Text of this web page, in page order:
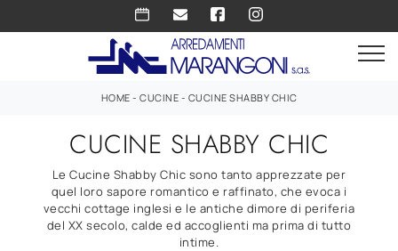
HOME - CUCINE - CUCINE SHABBY CHIC
CUCINE SHABBY CHIC
Le Cucine Shabby Chic sono tanto apprezzate per
quel loro sapore romantico e raffinato, che evoca i
vecchi cottage inglesi e le antiche dimore di periferia
del XX secolo, calde ed accoglienti ma prima di tutto
intime.